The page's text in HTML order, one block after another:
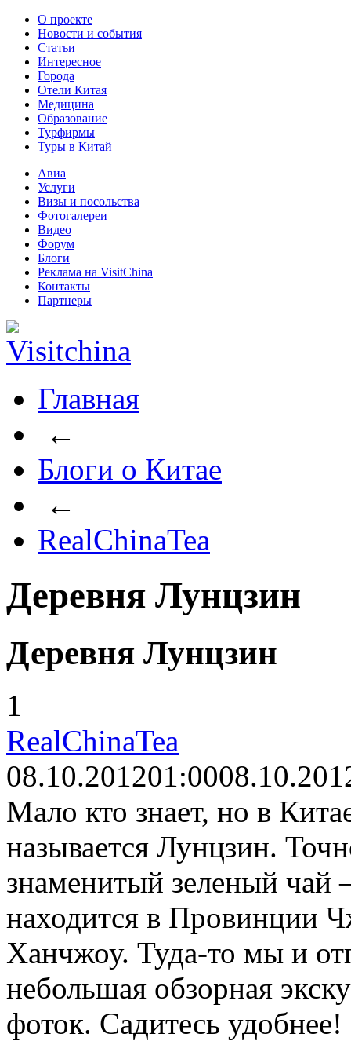
О проекте
Новости и события
Статьи
Интересное
Города
Отели Китая
Медицина
Образование
Турфирмы
Туры в Китай
Авиа
Услуги
Визы и посольства
Фотогалереи
Видео
Форум
Блоги
Реклама на VisitChina
Контакты
Партнеры
Главная
←
Блоги о Китае
←
RealChinaTea
Деревня Лунцзин
Деревня Лунцзин
1
RealChinaTea
08.10.201201:00
Мало кто знает, но в
называется Лунцзин.
знаменитый зеленый чай
находится в Провинции
Ханчжоу. Туда-то мы и
небольшая обзорная
фоток. Садитесь удобнее!